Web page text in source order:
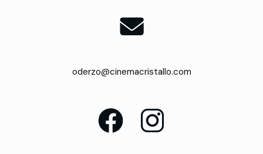
oderzo@cinemacristallo.com